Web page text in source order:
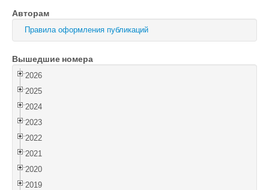
Поиск
Авторам
Правила оформления публикаций
Вышедшие номера
2026
2025
2024
2023
2022
2021
2020
2019